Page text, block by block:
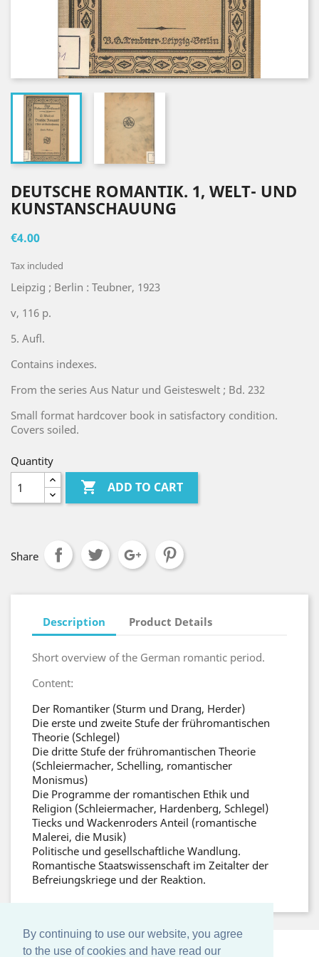
By continuing to use our website, you agree
to the use of cookies and have read our
DEUTSCHE ROMANTIK. 1, WELT- UND
KUNSTANSCHAUUNG
€4.00
Tax included
Leipzig ; Berlin : Teubner, 1923
v, 116 p.
5. Aufl.
Contains indexes.
From the series Aus Natur und Geisteswelt ; Bd. 232
Small format hardcover book in satisfactory condition.
Covers soiled.
Quantity
 ADD TO CART
Share
Description Product Details
Short overview of the German romantic period.
Content:
Der Romantiker (Sturm und Drang, Herder)
Die erste und zweite Stufe der frühromantischen
Theorie (Schlegel)
Die dritte Stufe der frühromantischen Theorie
(Schleiermacher, Schelling, romantischer
Monismus)
Die Programme der romantischen Ethik und
Religion (Schleiermacher, Hardenberg, Schlegel)
Tiecks und Wackenroders Anteil (romantische
Malerei, die Musik)
Politische und gesellschaftliche Wandlung.
Romantische Staatswissenschaft im Zeitalter der
Befreiungskriege und der Reaktion.